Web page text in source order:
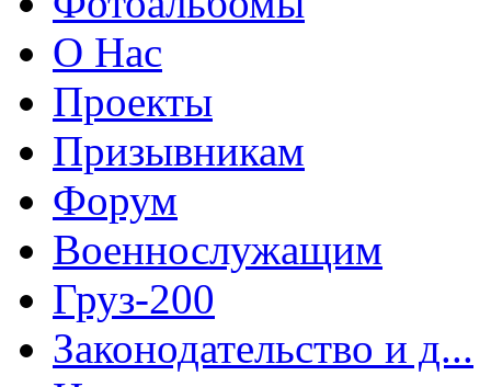
О Нас
Проекты
Призывникам
Форум
Военнослужащим
Груз-200
Законодательство и д...